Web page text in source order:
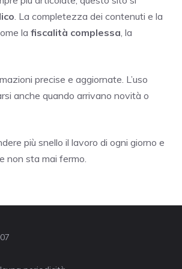
. La completezza dei contenuti e la
la fiscalità complessa , la
precise e aggiornate. L’uso
anche quando arrivano novità o
più snello il lavoro di ogni giorno e
non sta mai fermo.